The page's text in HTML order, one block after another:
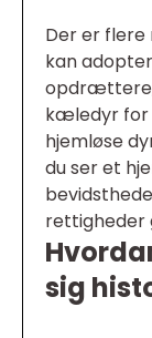
Der er flere
kan
opdrættere,
kæledyr for
hjemløse
du ser et
rettigheder
sig